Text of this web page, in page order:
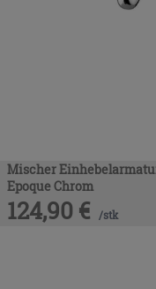
Mischer
Epoque Chrom
124,90 € /stk